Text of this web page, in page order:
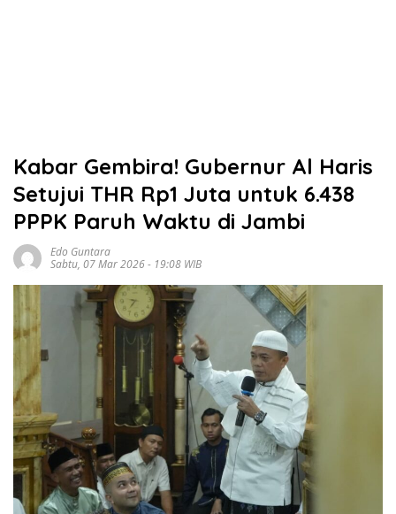
Kabar Gembira! Gubernur Al Haris
Setujui THR Rp1 Juta untuk 6.438
PPPK Paruh Waktu di Jambi
Edo Guntara
Sabtu, 07 Mar 2026 - 19:08 WIB